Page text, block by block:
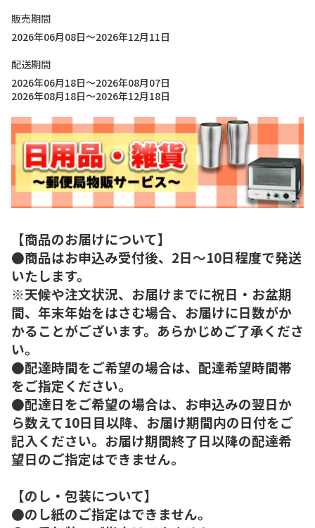
販売期間
2026年06月08日～2026年12月11日
配送期間
2026年06月18日～2026年08月07日
2026年08月18日～2026年12月18日
【商品のお届けについて】
●商品はお申込み受付後、2日～10日程度で発送
いたします。
※天候や注文状況、お届けまでに祝日・お盆期
間、年末年始をはさむ場合、お届けに日数がか
かることがございます。あらかじめご了承くださ
い。
●配達時間をご希望の場合は、配達希望時間帯
をご指定ください。
●配達日をご希望の場合は、お申込みの翌日か
ら数えて10日目以降、お届け期間内の日付をご
記入ください。お届け期間終了日以降の配達希
望日のご指定はできません。
【のし・包装について】
●のし紙のご指定はできません。